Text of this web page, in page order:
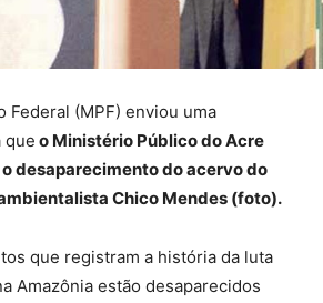
Federal (MPF) enviou uma
que o Ministério Público do Acre
desaparecimento do acervo do
Chico Mendes (foto).
que registram a história da luta
Amazônia estão desaparecidos